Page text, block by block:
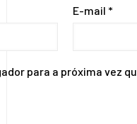
E-mail *
para a próxima vez